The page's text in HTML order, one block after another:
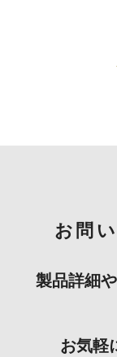
お問
製品詳細
お気軽